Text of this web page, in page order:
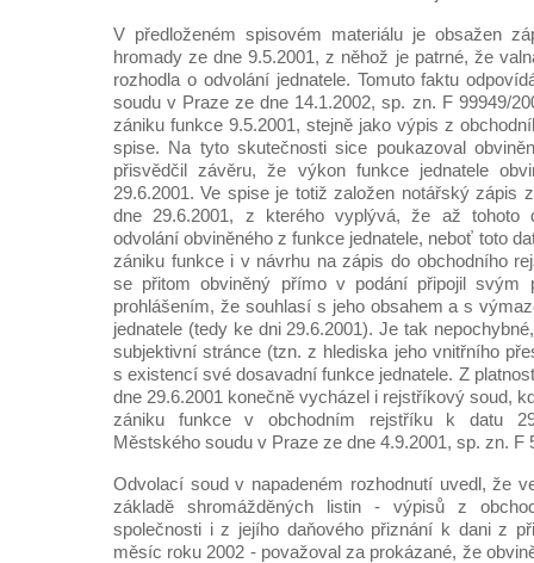
V předloženém spisovém materiálu je obsažen
hromady ze dne 9.5.2001, z něhož je patrné, že
rozhodla o odvolání jednatele. Tomuto faktu
soudu v Praze ze dne 14.1.2002, sp. zn. F 99949/
zániku funkce 9.5.2001, stejně jako výpis z
spise. Na tyto skutečnosti sice poukazoval
přisvědčil závěru, že výkon funkce jednatele
29.6.2001. Ve spise je totiž založen notářský zápis
dne 29.6.2001, z kterého vyplývá, že až tohoto
odvolání obviněného z funkce jednatele, neboť toto
zániku funkce i v návrhu na zápis do obchodního
se přitom obviněný přímo v podání připojil svým
prohlášením, že souhlasí s jeho obsahem a s
jednatele (tedy ke dni 29.6.2001). Je tak
subjektivní stránce (tzn. z hlediska jeho vnitřního
s existencí své dosavadní funkce jednatele. Z
dne 29.6.2001 konečně vycházel i rejstříkový soud,
zániku funkce v obchodním rejstříku k datu
Městského soudu v Praze ze dne 4.9.2001, sp. zn. F
Odvolací soud v napadeném rozhodnutí uvedl, že
základě shromážděných listin - výpisů z
společnosti i z jejího daňového přiznání k dani z
měsíc roku 2002 - považoval za prokázané, že